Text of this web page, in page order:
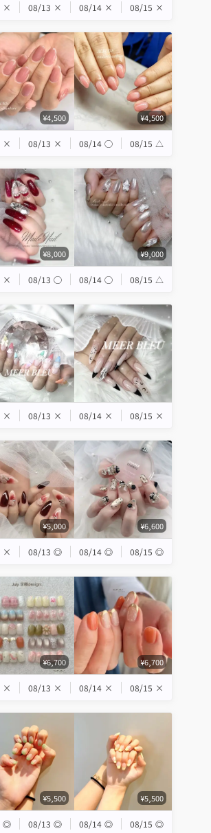
× 08/13 × 08/14 × 08/15 ×
¥4,500 ¥4,500
× 08/13 × 08/14 ◯ 08/15 △
¥8,000 ¥9,000
× 08/13 ◯ 08/14 ◯ 08/15 △
× 08/13 × 08/14 × 08/15 ×
¥5,000 ¥6,600
× 08/13 ◎ 08/14 ◎ 08/15 ◎
¥6,700 ¥6,700
× 08/13 × 08/14 × 08/15 ×
¥5,500 ¥5,500
◎ 08/13 ◎ 08/14 ◎ 08/15 ◎